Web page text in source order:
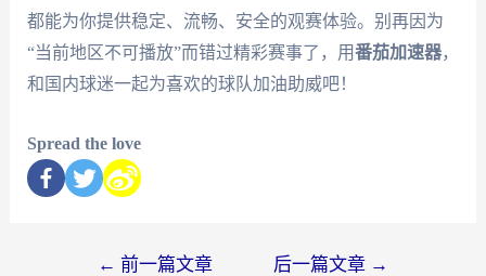
都能为你提供稳定、流畅、安全的观赛体验。别再因为
“当前地区不可播放”而错过精彩赛事了，用番茄加速器，
和国内球迷一起为喜欢的球队加油助威吧！
Spread the love
← 前一篇文章 后一篇文章 →